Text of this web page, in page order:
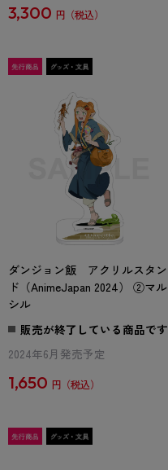
3,300 円
ダンジョン飯 アクリルスタン
ド（AnimeJapan 2024） ②マル
シル
販売が終了している商品です
2024年6月発売予定
1,650 円